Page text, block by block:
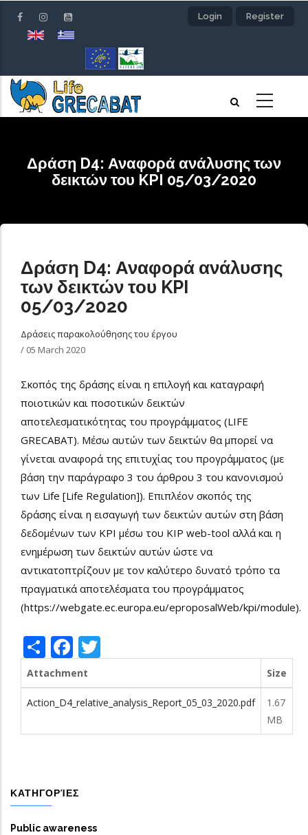
Login Register
Δράση D4: Αναφορά ανάλυσης των
δεικτών του KPI 05/03/2020
Δράση D4: Αναφορά ανάλυσης
των δεικτών του KPI
05/03/2020
Δράσεις παρακολούθησης του έργου
/ 05 March 2020
Σκοπός της δράσης είναι η επιλογή και καταγραφή
ποιοτικών και ποσοτικών δεικτών
αποτελεσματικότητας του προγράμματος (LIFE
GRECABAT). Μέσω αυτών των δεικτών θα μπορεί να
γίνεται αναφορά της επιτυχίας του προγράμματος (με
βάση την παράγραφο 3 του άρθρου 3 του κανονισμού
των Life [Life Regulation]). Επιπλέον σκοπός της
δράσης είναι η εισαγωγή των δεικτών αυτών στη βάση
δεδομένων των KPI μέσω του KIP web-tool αλλά και η
ενημέρωση των δεικτών αυτών ώστε να
αντικατοπτρίζουν με τον καλύτερο δυνατό τρόπο τα
πραγματικά αποτελέσματα του προγράμματος
(https://webgate.ec.europa.eu/eproposalWeb/kpi/module).
ShareFacebook
Attachment Size
Action_D4_relative_analysis_Report_05_03_2020.pdf
1.67
MB
ΚΑΤΗΓΟΡΊΕΣ
Public awareness